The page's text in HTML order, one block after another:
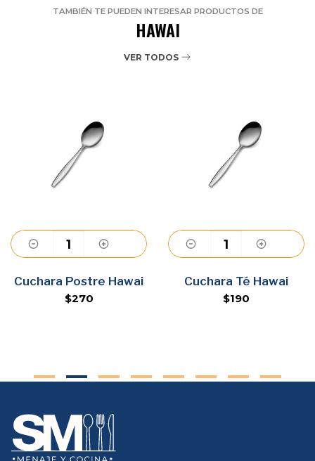
TAMBIÉN TE PUEDEN INTERESAR PRODUCTOS DE
HAWAI
VER TODOS
Agregar
Cuchara Postre Hawai
$270
Agregar
Cuchara Té Hawai
$190